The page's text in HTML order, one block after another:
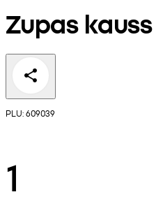
Zupas kauss
PLU: 609039
1